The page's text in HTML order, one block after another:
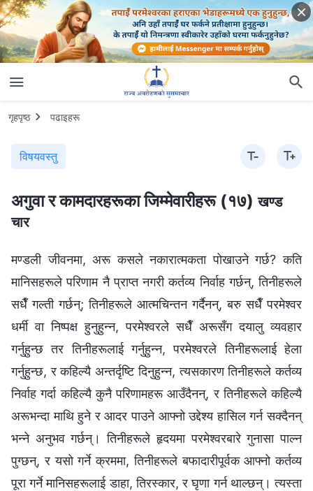
गृहपृष्ठ पढाइहरू
विषयवस्तु
अगुवा र कामदारहरूका जिम्‍मेवारीहरू (१७)खण्ड
चार
मण्डली जीवनमा, अरू कसले नकारात्मकता पोखाउने गर्छ? कति
मानिसहरूले परिणाम नै प्राप्त नगरी कर्तव्य निर्वाह गर्छन्, तिनीहरूले
सधैँ गल्ती गर्छन्; तिनीहरूले आत्मचिन्तन गर्दैनन्, बरु सधैँ परमेश्‍वर
धर्मी वा निष्पक्ष हुनुहुन्न, परमेश्‍वरले सधैँ अरूसँग दयालु व्यवहार
गर्नुहुन्छ तर तिनीहरूलाई गर्नुहुन्‍न, परमेश्‍वरले तिनीहरूलाई हेला
गर्नुहुन्छ, र कहिल्यै अन्तर्दृष्टि दिनुहुन्न, त्यसकारण तिनीहरूले कर्तव्य
निर्वाह गर्दा कहिल्यै कुनै परिणामहरू आउँदैनन्, र तिनीहरूले कहिल्यै
अरूभन्दा माथि हुने र आदर पाउने आफ्नो उद्देश्य हासिल गर्न सक्दैनन्
भन्‍ने अनुभव गर्छन्। तिनीहरूले हृदयमा परमेश्‍वरबारे गुनासा पाल्न
पुग्छन्, र यसो गर्ने क्रममा, तिनीहरूले बफादारीपूर्वक आफ्नो कर्तव्य
पूरा गर्ने मानिसहरूलाई डाहा, तिरस्कार, र घृणा गर्न थाल्छन्। त्यस्ता